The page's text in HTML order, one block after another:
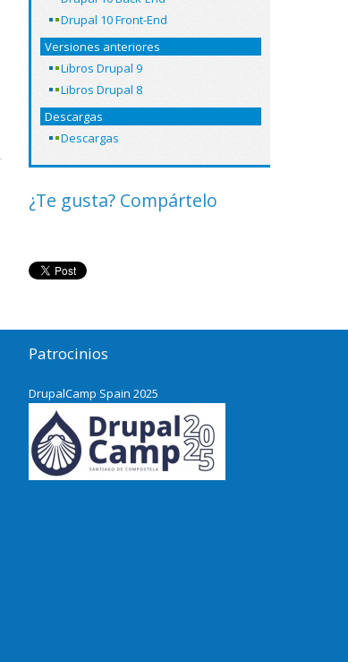
Drupal 10 Front-End
Versiones anteriores
Libros Drupal 9
Libros Drupal 8
Descargas
Descargas
¿Te gusta? Compártelo
Patrocinios
DrupalCamp Spain 2025